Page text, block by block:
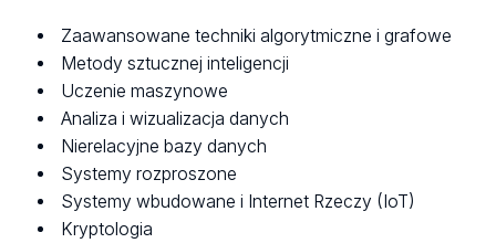
Zaawansowane techniki algorytmiczne i grafowe
Metody sztucznej inteligencji
Uczenie maszynowe
Analiza i wizualizacja danych
Nierelacyjne bazy danych
Systemy rozproszone
Systemy wbudowane i Internet Rzeczy (IoT)
Kryptologia